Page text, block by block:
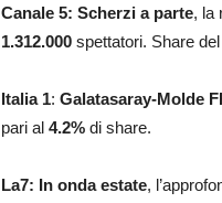
Canale 5: Scherzi a parte, la
1.312.000 spettatori. Share del
Italia 1: Galatasaray-Molde
pari al 4.2% di share.
La7: In onda estate,